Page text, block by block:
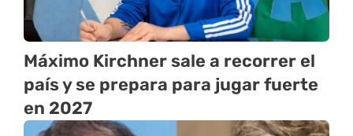
Máximo Kirchner sale a recorrer el
país y se prepara para jugar fuerte
en 2027